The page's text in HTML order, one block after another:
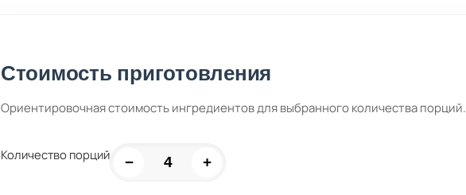
Стоимость приготовления
Ориентировочная стоимость ингредиентов для выбранного количества порций.
Количество порций − +